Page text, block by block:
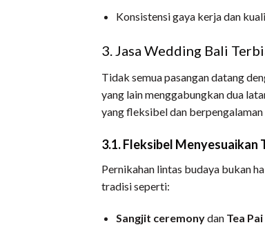
Konsistensi gaya kerja dan
3. Jasa Wedding Bali
Tidak semua pasangan datang
yang lain menggabungkan dua
yang fleksibel dan
3.1. Fleksibel
Pernikahan lintas budaya bukan
tradisi seperti:
Sangjit ceremonydan Tea Pai